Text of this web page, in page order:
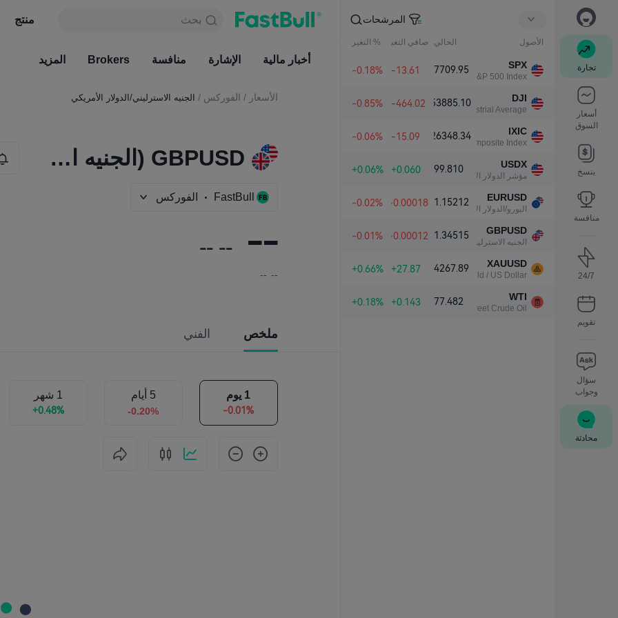
تجارة
أسعار
السوق
ينسخ
منافسة
24/7
تقويم
سؤال
وجواب
محادثة
المرشحات
الأصول الحالي صافي التغير % التغير
SPX
S&P 500 Index
7709.95
-13.61
-0.18%
DJI
Dow Jones Industrial Average
53885.10
-464.02
-0.85%
IXIC
NASDAQ Composite Index
26348.34
-15.09
-0.06%
USDX
مؤشر الدولار الأمريكي
99.810
+0.060
+0.06%
EURUSD
اليورو/الدولار الأمريكي
1.15212
-0.00018
-0.02%
GBPUSD
الجنيه الاسترليني/الدولار الأمريكي
1.34515
-0.00012
-0.01%
XAUUSD
Gold / US Dollar
4267.89
+27.87
+0.66%
WTI
Light Sweet Crude Oil
77.482
+0.143
+0.18%
بحث منتج
أخبار مالية الإشارة منافسة
بحث
دائما مجاني
أخبار مالية الإشارة منافسة Brokers المزيد GBPUSD (الجنيه الاسترليني/الدولار الأمريكي)
الأسعار / الفوركس / الجنيه الاسترليني/الدولار الأمريكي
GBPUSD (الجنيه الاسترليني/الدولار الأمريكي)
FastBull الفوركس
--
--
--
--
--
ملخص الفني
1 يوم
-0.01%
5 أيام
-0.20%
1 شهر
+0.48%